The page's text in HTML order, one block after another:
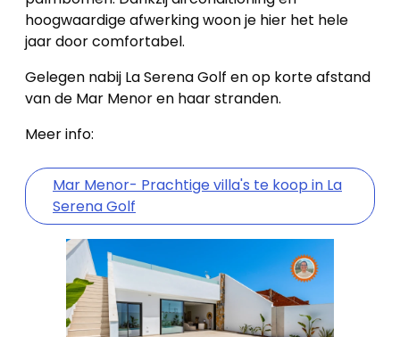
Lopende
Alle
Panden
Over
ons
hoogwaardige afwerking woon je hier het hele
jaar door comfortabel.
Gelegen nabij La Serena Golf en op korte afstand
van de Mar Menor en haar stranden.
Meer info:
Mar Menor- Prachtige villa's te koop in La
Serena Golf